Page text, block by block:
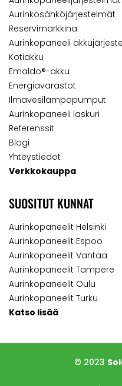
Aurinkosähköjärjestelmät
Reservimarkkina
Aurinkopaneeli
Kotiakku
Emaldo®-akku
Energiavarastot
Ilmavesilämpöpumput
Aurinkopaneeli laskuri
Referenssit
Blogi
Yhteystiedot
Verkkokauppa
SUOSITUT KUNNAT
Aurinkopaneelit Helsinki
Aurinkopaneelit Espoo
Aurinkopaneelit Vantaa
Aurinkopaneelit Tampere
Aurinkopaneelit Oulu
Aurinkopaneelit Turku
Katso lisää
© 2023